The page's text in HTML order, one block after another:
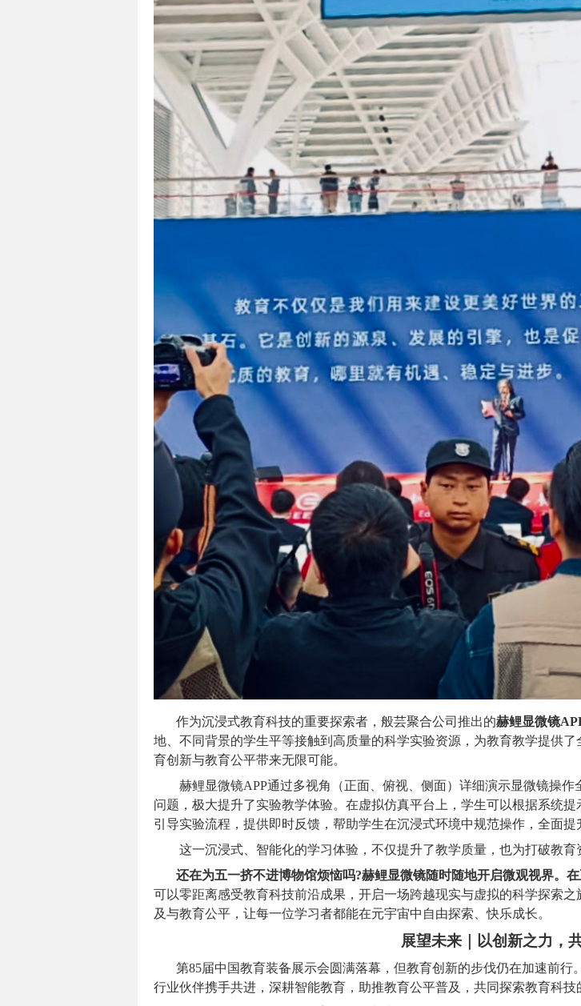
作为沉浸式教育科技的重要探索者，般芸聚合公司推出的赫鲤显微镜
地、不同背景的学生平等接触到高质量的科学实验资源，为教育教学提供
育创新与教育公平带来无限可能。
赫鲤显微镜APP通过多视角（正面、俯视、侧面）详细演示显微镜操
问题，极大提升了实验教学体验。在虚拟仿真平台上，学生可以根据系统
引导实验流程，提供即时反馈，帮助学生在沉浸式环境中规范操作，全面提
这一沉浸式、智能化的学习体验，不仅提升了教学质量，也为打破教育
还在为五一挤不进博物馆烦恼吗?赫鲤显微镜随时随地开启微观视界。
可以零距离感受教育科技前沿成果，开启一场跨越现实与虚拟的科学探索
及与教育公平，让每一位学习者都能在元宇宙中自由探索、快乐成长。
展望未来｜以创新之力，
第85届中国教育装备展示会圆满落幕，但教育创新的步伐仍在加速前
行业伙伴携手共进，深耕智能教育，助推教育公平普及，共同探索教育科技